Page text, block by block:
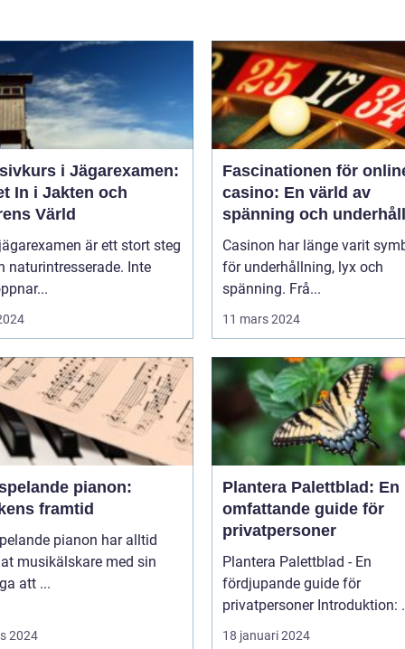
i Jägarexamen:
In i Jakten och
Värld
är ett stort steg
naturintresserade. Inte
Fascinationen för
casino: En värld av
spänning och
Casinon har länge varit
för underhållning, lyx och
spänning. Frå...
11 mars 2024
pianon:
framtid
pianon har alltid
musikälskare med sin
att ...
2024
Plantera Palettblad: En
omfattande guide för
privatpersoner
Plantera Palettblad - En
fördjupande guide för
18 januari 2024